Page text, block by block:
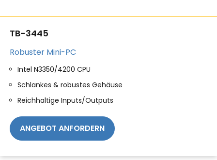
TB-3445
Robuster Mini-PC
Intel N3350/4200 CPU
Schlankes & robustes Gehäuse
Reichhaltige Inputs/Outputs
ANGEBOT ANFORDERN